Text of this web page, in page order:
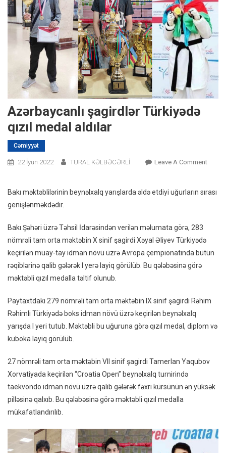
Azərbaycanlı şagirdlər Türkiyədə
qızıl medal aldılar
Cəmiyyət
22 İyun 2022 TURAL KƏLBƏCƏRLİ Leave A CommentOn
Bakı məktəblilərinin beynəlxalq yarışlarda əldə etdiyi uğurların sırası
genişlənməkdədir.
Bakı Şəhəri üzrə Təhsil İdarəsindən verilən məlumata görə, 283
nömrəli tam orta məktəbin X sinif şagirdi Xəyal Əliyev Türkiyədə
keçirilən muay-tay idman növü üzrə Avropa çempionatında bütün
rəqiblərinə qalib gələrək I yerə layiq görülüb. Bu qələbəsinə görə
məktəbli qızıl medalla təltif olunub.
Paytaxtdakı 279 nömrəli tam orta məktəbin IX sinif şagirdi Rəhim
Rəhimli Türkiyədə boks idman növü üzrə keçirilən beynəlxalq
yarışda I yeri tutub. Məktəbli bu uğuruna görə qızıl medal, diplom və
kuboka layiq görülüb.
27 nömrəli tam orta məktəbin VII sinif şagirdi Tamerlan Yaqubov
Xorvatiyada keçirilən “Croatia Open” beynəlxalq turnirində
taekvondo idman növü üzrə qalib gələrək fəxri kürsünün ən yüksək
pilləsinə qalxıb. Bu qələbəsinə görə məktəbli qızıl medalla
mükafatlandırılıb.